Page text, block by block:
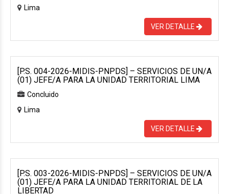
Lima
VER DETALLE
[P.S. 004-2026-MIDIS-PNPDS] – SERVICIOS DE UN/A
(01) JEFE/A PARA LA UNIDAD TERRITORIAL LIMA
Concluido
Lima
VER DETALLE
[P.S. 003-2026-MIDIS-PNPDS] – SERVICIOS DE UN/A
(01) JEFE/A PARA LA UNIDAD TERRITORIAL DE LA
LIBERTAD